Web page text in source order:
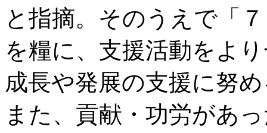
と指摘。そのうえで「
を糧に、支援活動をよ
成長や発展の支援に努
また、貢献・功労があ